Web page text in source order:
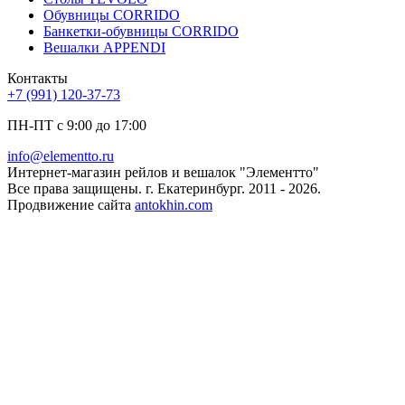
Обувницы CORRIDO
Банкетки-обувницы CORRIDO
Вешалки APPENDI
Контакты
+7 (991) 120-37-73
ПН-ПТ с 9:00 до 17:00
info@elementto.ru
Интернет-магазин рейлов и вешалок "Элементто"
Все права защищены. г. Екатеринбург. 2011 - 2026.
Продвижение сайта antokhin.com